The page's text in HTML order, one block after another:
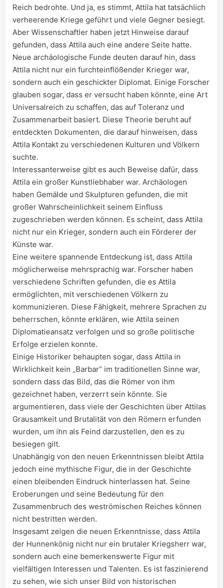
⁤Reich bedrohte. Und ja, es stimmt, Attila ⁤hat tatsächlich
verheerende Kriege ⁣geführt und ‌viele​ Gegner besiegt.⁤
Aber Wissenschaftler haben jetzt Hinweise ⁤darauf
gefunden, dass Attila auch⁢ eine⁣ andere⁣ Seite hatte.
Neue archäologische Funde deuten ⁢darauf hin, dass
⁣Attila nicht ‌nur ein ‍furchteinflößender ⁤Krieger‍ war,
sondern auch ein geschickter Diplomat.⁣ Einige Forscher
glauben sogar, dass er versucht haben könnte, ​eine ⁢Art
Universalreich zu schaffen, das auf Toleranz und
Zusammenarbeit basiert. Diese Theorie beruht auf
entdeckten⁢ Dokumenten,⁣ die darauf hinweisen, dass
Attila Kontakt​ zu verschiedenen Kulturen und Völkern
suchte.
Interessanterweise gibt es‍ auch Beweise dafür, ‍dass
Attila ein großer Kunstliebhaber‍ war. Archäologen
haben⁤ Gemälde und Skulpturen gefunden, die mit
⁣großer Wahrscheinlichkeit seinem Einfluss
zugeschrieben werden können.​ Es scheint, ⁣dass Attila
⁤nicht ‍nur ein Krieger, sondern auch ein‍ Förderer der
Künste war.
Eine weitere spannende Entdeckung ‌ist, dass Attila
möglicherweise mehrsprachig war. ⁤Forscher haben
verschiedene Schriften gefunden, die es​ Attila⁣
ermöglichten, mit verschiedenen Völkern zu‍
kommunizieren. Diese​ Fähigkeit,‍ mehrere​ Sprachen ​zu
beherrschen, könnte ⁤erklären, wie‍ Attila‌ seinen
Diplomatieansatz ⁢verfolgen ⁤und so große politische
Erfolge​ erzielen ​konnte.
Einige Historiker​ behaupten sogar, dass Attila ​in
Wirklichkeit kein „Barbar“ im⁤ traditionellen Sinne war,​
sondern dass das Bild, das‌ die​ Römer von ihm
gezeichnet haben, verzerrt sein könnte. Sie
argumentieren, dass viele⁢ der Geschichten​ über‌ Attilas
Grausamkeit und Brutalität von den Römern erfunden
wurden, um⁢ ihn als ⁣Feind darzustellen, den⁣ es zu
besiegen gilt.
Unabhängig von ‌den neuen⁣ Erkenntnissen bleibt Attila
jedoch eine mythische Figur, die in​ der Geschichte
einen bleibenden Eindruck hinterlassen ​hat. Seine
Eroberungen und seine Bedeutung für den
Zusammenbruch⁢ des weströmischen Reiches können
nicht bestritten werden.
Insgesamt zeigen‌ die neuen Erkenntnisse, dass Attila
der Hunnenkönig nicht nur ein brutaler Kriegsherr ‍war,
sondern‌ auch eine bemerkenswerte Figur mit
‍vielfältigen Interessen und Talenten. Es ist ⁤faszinierend
zu sehen, wie​ sich unser ​Bild von historischen